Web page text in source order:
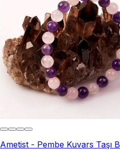
Ametist - Pembe Kuvars Taşı